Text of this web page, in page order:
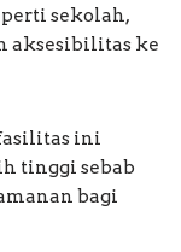
sekolah,
aksesibilitas ke
ini
tinggi sebab
bagi